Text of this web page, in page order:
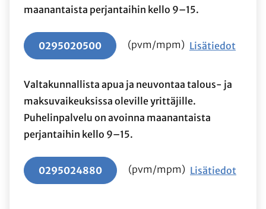
maanantaista perjantaihin kello 9–15.
0295020500 (pvm/mpm) Lisätiedot
Valtakunnallista apua ja neuvontaa talous- ja
maksuvaikeuksissa oleville yrittäjille.
Puhelinpalvelu on avoinna maanantaista
perjantaihin kello 9–15.
0295024880 (pvm/mpm) Lisätiedot